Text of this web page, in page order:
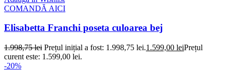
COMANDĂ AICI
Elisabetta Franchi poseta culoarea bej
1.998,75lei Prețul inițial a fost: 1.998,75 lei.1.599,00 leiPrețul
curent este: 1.599,00 lei.
-20%